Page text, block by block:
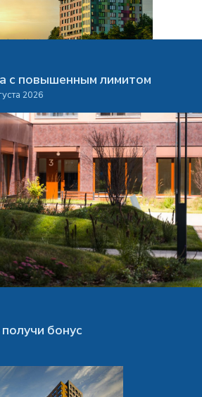
с повышенным лимитом
2026
бонус